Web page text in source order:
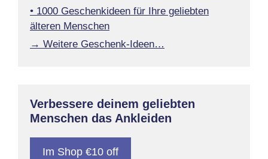
• 1000 Geschenkideen für Ihre geliebten
älteren Menschen
→ Weitere Geschenk-Ideen…
Verbessere deinem geliebten
Menschen das Ankleiden
Im Shop €10 off